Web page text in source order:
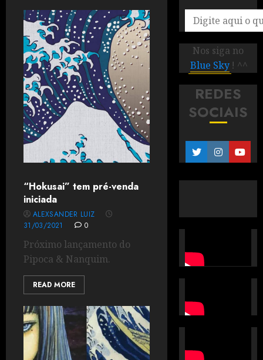
“Hokusai” tem pré-venda
iniciada
ALEXSANDER LUIZ
31/03/2021
0
Próximo lançamento do
Pipoca & Nanquim.
READ MORE
Nos siga no
Blue Sky ! ^^
REDES
SOCIAIS